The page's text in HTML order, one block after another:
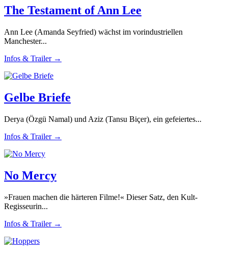
The Testament of Ann Lee
Ann Lee (Amanda Seyfried) wächst im vorindustriellen
Manchester...
Infos & Trailer →
Gelbe Briefe
Derya (Özgü Namal) und Aziz (Tansu Biçer), ein gefeiertes...
Infos & Trailer →
No Mercy
»Frauen machen die härteren Filme!« Dieser Satz, den Kult-
Regisseurin...
Infos & Trailer →